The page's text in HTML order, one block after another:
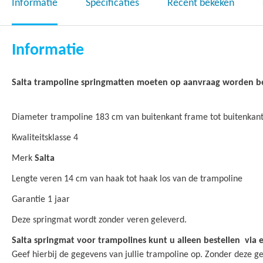
de
afbeeldingen-
Informatie Specificaties Recent bekeken
Informatie
Salta trampoline springmatten moeten op aanvraag worden
Diameter trampoline 183 cm van buitenkant frame tot
Kwaliteitsklasse 4
Merk Salta
Lengte veren 14 cm van haak tot haak los van de trampoline
Garantie 1 jaar
Deze springmat wordt zonder veren geleverd.
Salta springmat voor trampolines kunt u alleen bestellen via
Geef hierbij de gegevens van jullie trampoline op. Zonder deze